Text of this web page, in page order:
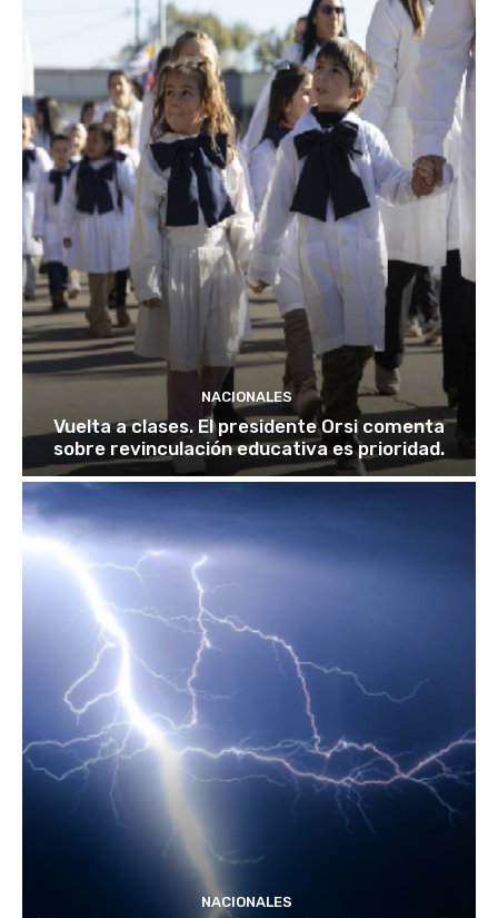
NACIONALES
Vuelta a clases. El presidente Orsi comenta
sobre revinculación educativa es prioridad.
NACIONALES